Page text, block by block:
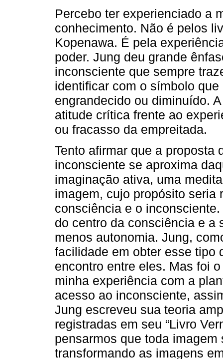
Percebo ter experienciado a
conhecimento. Não é pelos
Kopenawa. É pela
poder. Jung deu grande
inconsciente que sempre
identificar com o símbolo
engrandecido ou diminuído.
atitude crítica frente ao
ou fracasso da empreitada.
Tento afirmar que a proposta
inconsciente se aproxima
imaginação ativa, uma
imagem, cujo propósito seria
consciência e o
do centro da consciência e a
menos autonomia. Jung,
facilidade em obter esse tipo
encontro entre eles. Mas foi
minha experiência com a
acesso ao inconsciente,
Jung escreveu sua teoria
registradas em seu “Livro
pensarmos que toda
transformando as imagens